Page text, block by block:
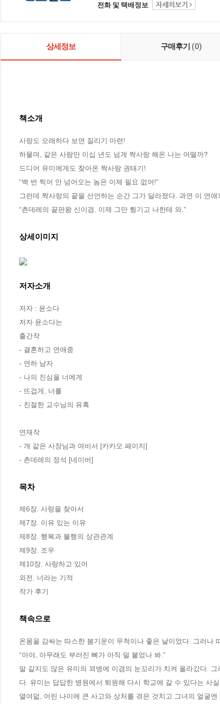
전화 및 택배정보
상세정보 구매후기 (0)
책소개
사랑도 오래하다 보면 질리기 마련!
하물며, 같은 사람만 이십 년도 넘게 짝사랑 해온 나는 어떨까?
드디어 유미에게도 찾아온 짝사랑 권태기!
“백 번 찍어 안 넘어오는 놈은 이제 필요 없어!”
그런데 짝사랑의 끝을 선언하는 순간 그가 달라졌다. 과연 이 연
“츤데레의 끝판왕 신이겸. 이제 그만 튕기고 나한테 와.”
상세이미지
저자소개
저자 : 윤소다
저자 윤소다는
출간작
- 결혼하고 연애중
- 연하 남자
- 나의 진심을 너에게
- 뜨겁게, 너를
- 친절한 교수님의 유혹
연재작
- 개 같은 사장님과 여비서 [카카오 페이지]
- 츤데레의 정석 [네이버]
목차
제6장. 사랑을 찾아서
제7장. 이유 있는 이유
제8장. 행복과 불행의 상관관계
제9장. 조우
제10장. 사랑하고 있어
외전. 너라는 기적
작가 후기
책속으로
온몸을 감싸는 따스한 봄기운이 무척이나 좋은 날이었다. 그러나
“아야, 아무래도 부러진 뼈가 아직 덜 붙었나 봐.”
말 같지도 않은 유미의 꾀병에 이겸의 눈꼬리가 치켜 올라갔다.
다. 유미는 답답한 병원에서 퇴원해 다시 학교에 갈 수 있다는 사
열여덟, 어린 나이에 큰 사고와 상처를 겪은 것치고 그녀의 얼굴